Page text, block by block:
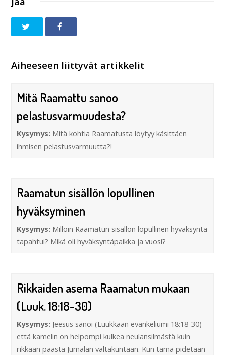
Aiheeseen liittyvät artikkelit
Mitä Raamattu sanoo
pelastusvarmuudesta?
Kysymys: Mitä kohtia Raamatusta löytyy käsittäen
ihmisen pelastusvarmuutta?!
Raamatun sisällön lopullinen
hyväksyminen
Kysymys: Milloin Raamatun sisällön lopullinen hyväksyntä
tapahtui? Mikä oli hyväksyntäpaikka ja vuosi?
Rikkaiden asema Raamatun mukaan
(Luuk. 18:18-30)
Kysymys: Jeesus sanoi (Luukkaan evankeliumi 18:18-30)
että kamelin on helpompi kulkea neulansilmästä kuin
rikkaan päästä Jumalan valtakuntaan. Kun tämä pidetään